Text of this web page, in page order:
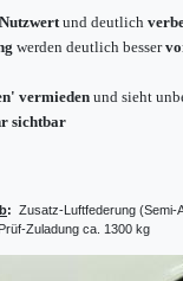
und deutlich
werden deutlich besser
vermiedenund sieht
sichtbar
: Zusatz-Luftfederung (Semi-
1300 kg